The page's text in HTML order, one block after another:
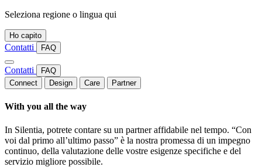
Seleziona regione o lingua qui
Ho capito
Contatti FAQ
Contatti
FAQ
Connect
Design Care Partner
With you all the way
In Silentia, potrete contare su un partner affidabile nel tempo. “Con
voi dal primo all’ultimo passo” è la nostra promessa di un impegno
continuo, della valutazione delle vostre esigenze specifiche e del
servizio migliore possibile.